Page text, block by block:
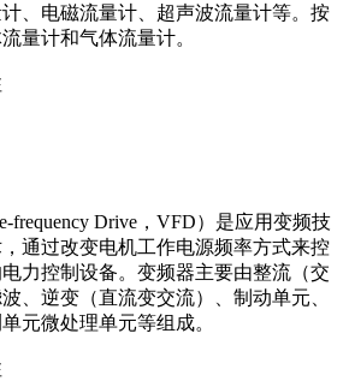
、电磁流量计、超声波流量计等。按
量计和气体流量计。
frequency Drive，VFD）是应用变频技
通过改变电机工作电源频率方式来控
力控制设备。变频器主要由整流（交
、逆变（直流变交流）、制动单元、
元微处理单元等组成。